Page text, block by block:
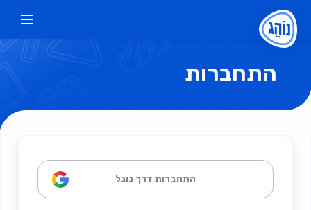
התחברות דרך גוגל
התחברות